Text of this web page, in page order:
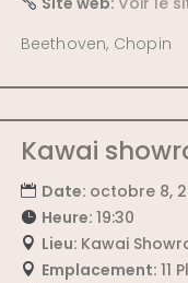
Beethoven, Chopin
Kawai
Date: octobre 8,
Heure: 19:30
Lieu: Kawai
Emplacement: 11